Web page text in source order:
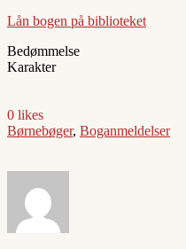
Lån bogen på biblioteket
Bedømmelse
Karakter
0 likes
Børnebøger, Boganmeldelser